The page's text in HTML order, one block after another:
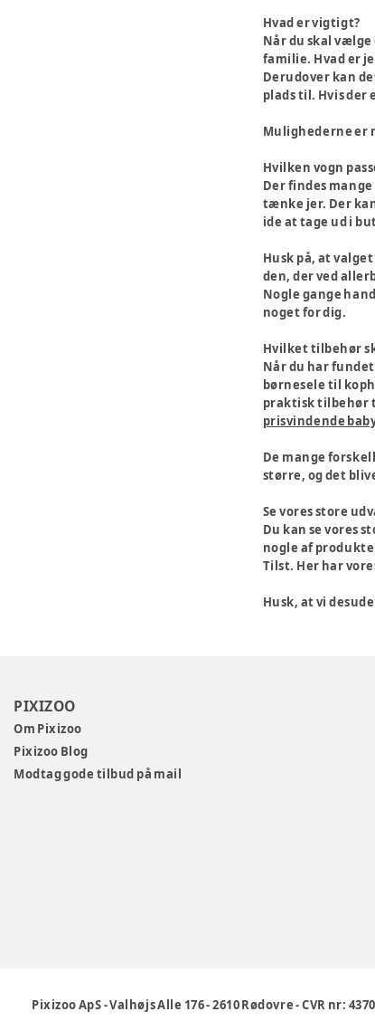
Hvad er vigtigt?
Når du skal
familie. Hvad er
Derudover kan
plads til. Hvis der
Mulighederne er
Hvilken vogn
Der findes
tænke jer. Der
ide at tage ud i
Husk på, at
den, der ved
Nogle gange
noget for dig.
Hvilket tilbehør
Når du har
børnesele til
praktisk tilbehør
prisvindende
De mange
større, og det
Se vores store
Du kan se vores
nogle af
Tilst. Her har
Husk, at vi
PIXIZOO
Om Pixizoo
Pixizoo Blog
Modtag gode tilbud på mail
Pixizoo ApS-Valhøjs Alle 176-2610 Rødovre-CVR nr: